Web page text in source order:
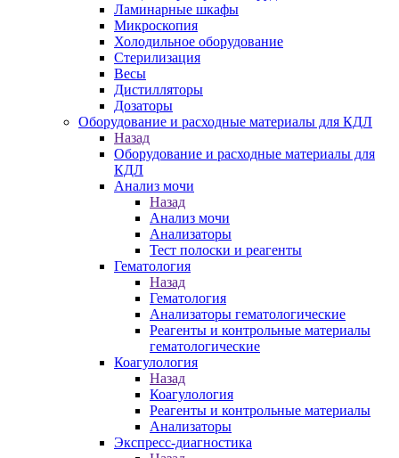
Ламинарные шкафы
Микроскопия
Холодильное оборудование
Стерилизация
Весы
Дистилляторы
Дозаторы
Оборудование и расходные материалы для КДЛ
Назад
Оборудование и расходные материалы для
КДЛ
Анализ мочи
Назад
Анализ мочи
Анализаторы
Тест полоски и реагенты
Гематология
Назад
Гематология
Анализаторы гематологические
Реагенты и контрольные материалы
гематологические
Коагулология
Назад
Коагулология
Реагенты и контрольные материалы
Анализаторы
Экспресс-диагностика